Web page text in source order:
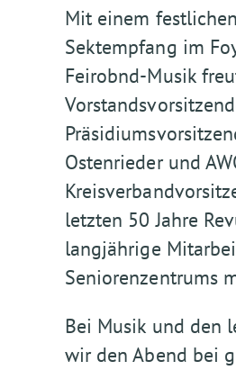
Mit einem
Sektempfang im
Feirobnd-Musik
Ostenrieder und
letzten 50 Jahre
langjährige
Seniorenzentrums
Bei Musik und den
wir den Abend bei